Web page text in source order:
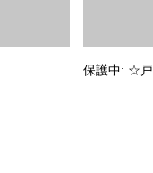
保護中: ☆